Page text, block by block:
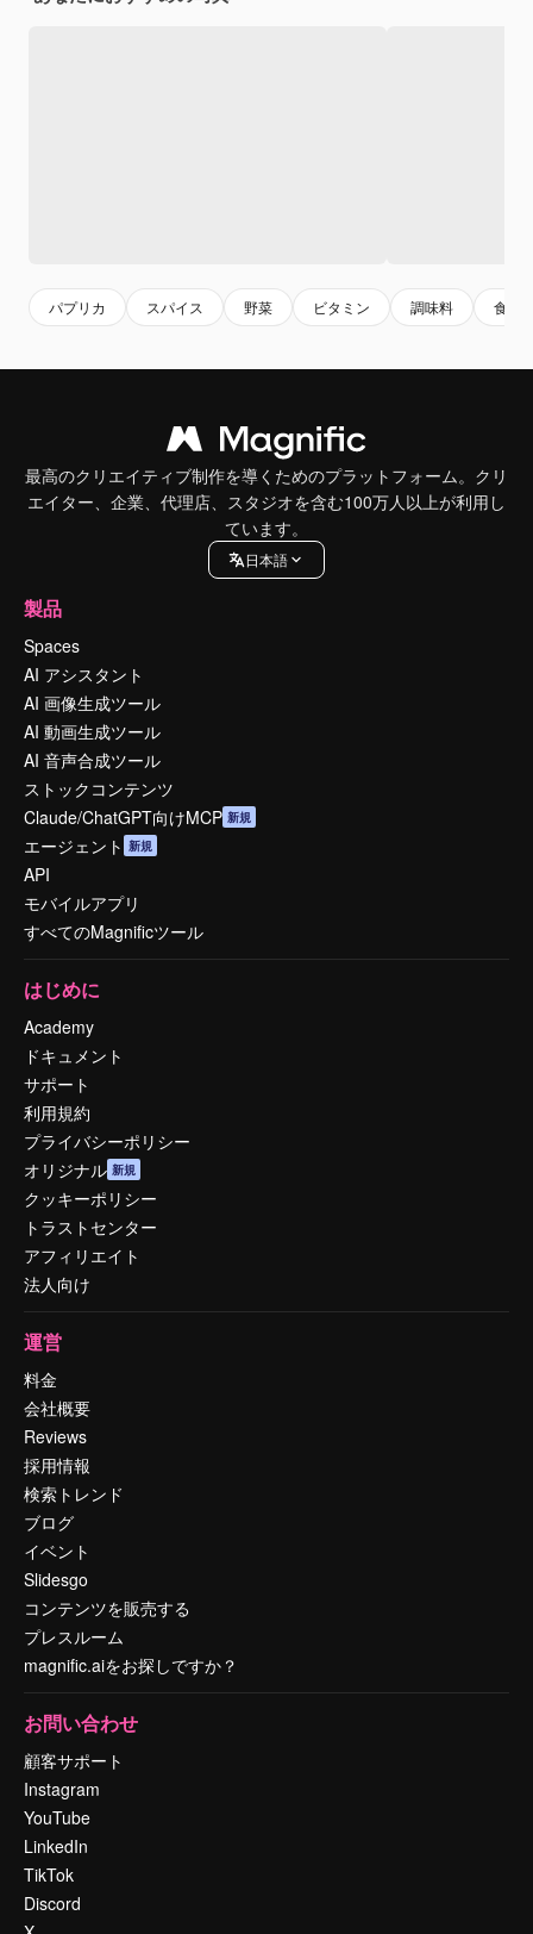
パプリカ スパイス 野菜 ビタミン 調味料 食物
最高のクリエイティブ制作を導くためのプラットフォーム。クリ
エイター、企業、代理店、スタジオを含む100万人以上が利用し
ています。
日本語
製品
Spaces
AI アシスタント
AI 画像生成ツール
AI 動画生成ツール
AI 音声合成ツール
ストックコンテンツ
Claude/ChatGPT向けMCP 新規
エージェント 新規
API
モバイルアプリ
すべてのMagnificツール
はじめに
Academy
ドキュメント
サポート
利用規約
プライバシーポリシー
オリジナル 新規
クッキーポリシー
トラストセンター
アフィリエイト
法人向け
運営
料金
会社概要
Reviews
採用情報
検索トレンド
ブログ
イベント
Slidesgo
コンテンツを販売する
プレスルーム
magnific.aiをお探しですか？
お問い合わせ
顧客サポート
Instagram
YouTube
LinkedIn
TikTok
Discord